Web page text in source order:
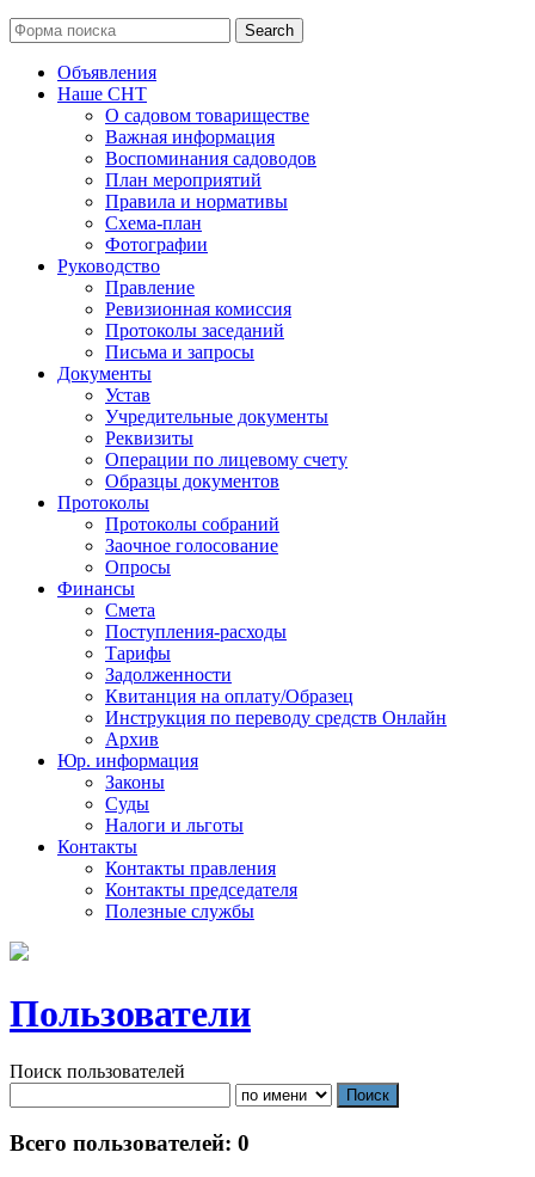
Search
Объявления
Наше СНТ
О садовом товариществе
Важная информация
Воспоминания садоводов
План мероприятий
Правила и нормативы
Схема-план
Фотографии
Руководство
Правление
Ревизионная комиссия
Протоколы заседаний
Письма и запросы
Документы
Устав
Учредительные документы
Реквизиты
Операции по лицевому счету
Образцы документов
Протоколы
Протоколы собраний
Заочное голосование
Опросы
Финансы
Смета
Поступления-расходы
Тарифы
Задолженности
Квитанция на оплату/Образец
Инструкция по переводу средств Онлайн
Архив
Юр. информация
Законы
Суды
Налоги и льготы
Контакты
Контакты правления
Контакты председателя
Полезные службы
Пользователи
Поиск пользователей
Всего пользователей: 0